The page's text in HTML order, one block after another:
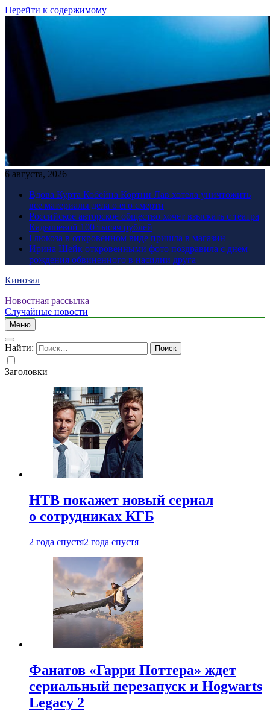
Перейти к содержимому
6 августа, 2026
Вдова Курта Кобейна Кортни Лав хотела уничтожить
все материалы дела о его смерти
Российское авторское общество хочет взыскать с театра
Кадышевой 100 тысяч рублей
Глюкоза в откровенном виде пришла в магазин
Ирина Шейк откровенными фото поздравила с днем
рождения обвиненного в насилии друга
Кинозал
Новостная рассылка
Случайные новости
Меню
Найти:
Заголовки
НТВ покажет новый сериал
о сотрудниках КГБ
2 года спустя2 года спустя
Фанатов «Гарри Поттера» ждет
сериальный перезапуск и Hogwarts
Legacy 2